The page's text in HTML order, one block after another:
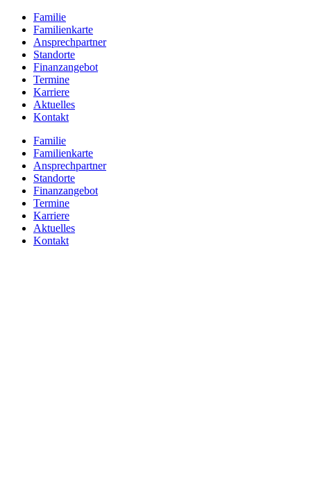
Zum
Inhalt
springen
Familie
Familienkarte
Ansprechpartner
Standorte
Finanzangebot
Termine
Karriere
Aktuelles
Kontakt
Familie
Familienkarte
Ansprechpartner
Standorte
Finanzangebot
Termine
Karriere
Aktuelles
Kontakt